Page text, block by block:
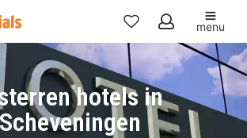
Mijn
favorieten
menu
hotels in